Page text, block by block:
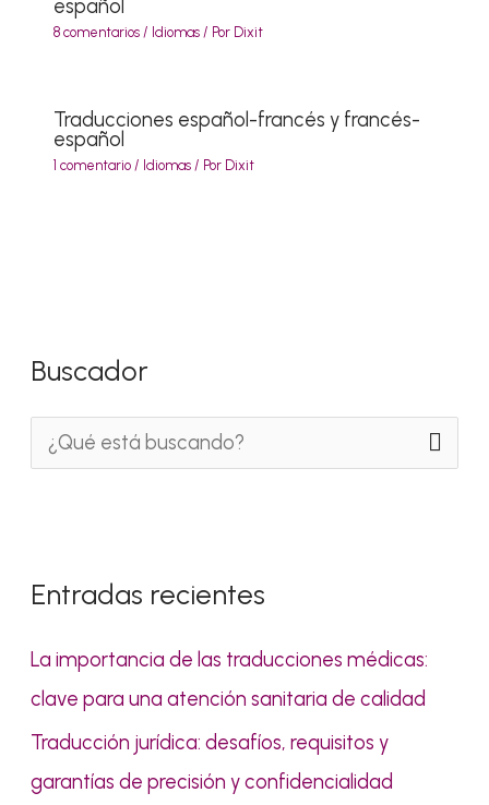
español
8 comentarios / Idiomas/ Por Dixit
Traducciones español-francés y francés-
español
1 comentario / Idiomas/ Por Dixit
Buscador
a
r
p
Entradas recientes
La importancia de las traducciones médicas:
clave para una atención sanitaria de calidad
Traducción jurídica: desafíos, requisitos y
garantías de precisión y confidencialidad